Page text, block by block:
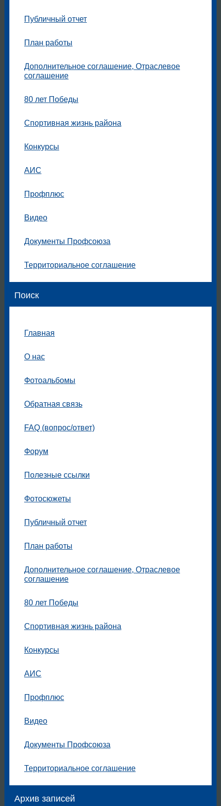
Публичный отчет
План работы
Дополнительное соглашение, Отраслевое
соглашение
80 лет Победы
Спортивная жизнь района
Конкурсы
АИС
Профплюс
Видео
Документы Профсоюза
Территориальное соглашение
Поиск
Главная
О нас
Фотоальбомы
Обратная связь
FAQ (вопрос/ответ)
Форум
Полезные ссылки
Фотосюжеты
Публичный отчет
План работы
Дополнительное соглашение, Отраслевое
соглашение
80 лет Победы
Спортивная жизнь района
Конкурсы
АИС
Профплюс
Видео
Документы Профсоюза
Территориальное соглашение
Архив записей